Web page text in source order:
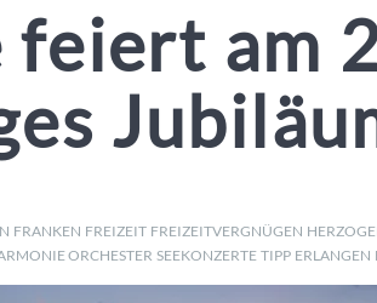
feiert am
FRANKEN FREIZEIT FREIZEITVERGNÜGEN
ORCHESTER SEEKONZERTE TIPP ERLANGEN